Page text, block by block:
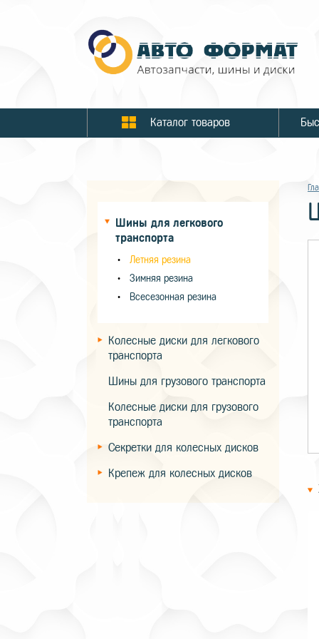
Каталог товаров
Шины для легкового
транспорта
Летняя резина
Зимняя резина
Всесезонная резина
Колесные диски для легкового
транспорта
Шины для грузового транспорта
Колесные диски для грузового
транспорта
Секретки для колесных дисков
Крепеж для колесных дисков